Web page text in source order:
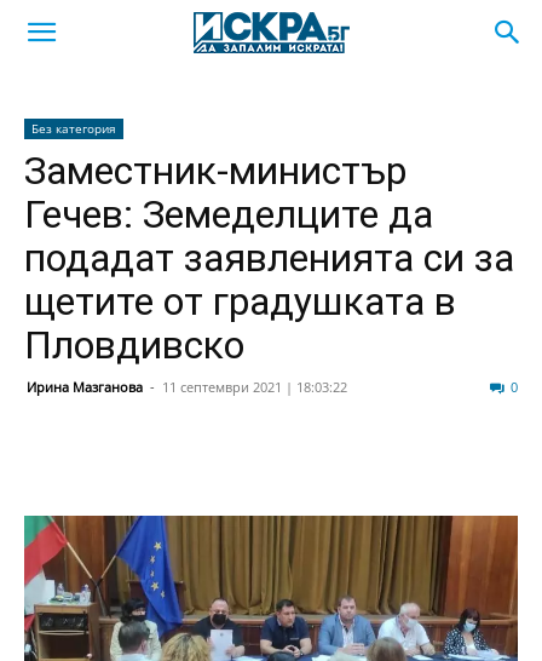
Без категория
Заместник-министър
Гечев: Земеделците да
подадат заявленията си за
щетите от градушката в
Пловдивско
Ирина Мазганова - 11 септември 2021 | 18:03:22 0